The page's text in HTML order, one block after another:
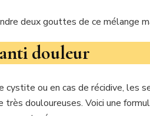
deux gouttes de ce mélange
douleur
cystite ou en cas de récidive, les
douloureuses. Voici une